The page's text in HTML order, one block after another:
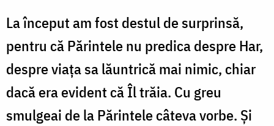
La început am fost destul de surprinsă,
pentru că Părintele nu predica despre Har,
despre viața sa lăuntrică mai nimic, chiar
dacă era evident că Îl trăia. Cu greu
smulgeai de la Părintele câteva vorbe. Și